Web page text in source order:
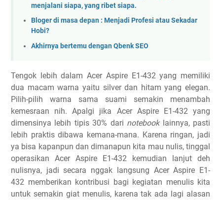
menjalani siapa, yang ribet siapa.
Bloger di masa depan : Menjadi Profesi atau Sekadar
Hobi?
Akhirnya bertemu dengan Qbenk SEO
Tengok lebih dalam Acer Aspire E1-432 yang memiliki
dua macam warna yaitu silver dan hitam yang elegan.
Pilih-pilih warna sama suami semakin menambah
kemesraan nih. Apalgi jika Acer Aspire E1-432 yang
dimensinya lebih tipis 30% dari notebooklainnya, pasti
lebih praktis dibawa kemana-mana. Karena ringan, jadi
ya bisa kapanpun dan dimanapun kita mau nulis, tinggal
operasikan Acer Aspire E1-432 kemudian lanjut deh
nulisnya, jadi secara nggak langsung Acer Aspire E1-
432 memberikan kontribusi bagi kegiatan menulis kita
untuk semakin giat menulis, karena tak ada lagi alasan